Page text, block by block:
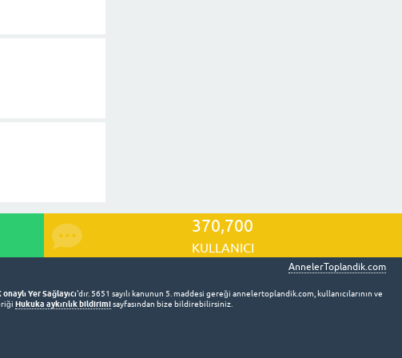
370,700
KULLANICI
AnnelerToplandik.com
onaylı Yer Sağlayıcı'dır. 5651 sayılı kanunun 5. maddesi gereği annelertoplandik.com, kullanıcılarının ve
Hukuka aykırılık bildirimisayfasından bize bildirebilirsiniz.